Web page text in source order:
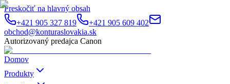
Preskočiť na hlavný obsah
+421 905 327 819
+421 905 609 402
obchod@konturaslovakia.sk
Autorizovaný predajca Canon
Domov
Produkty